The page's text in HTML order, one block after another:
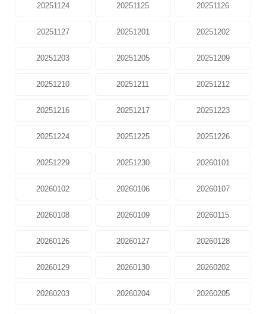
20251124 20251125 20251126
20251127 20251201 20251202
20251203 20251205 20251209
20251210 20251211 20251212
20251216 20251217 20251223
20251224 20251225 20251226
20251229 20251230 20260101
20260102 20260106 20260107
20260108 20260109 20260115
20260126 20260127 20260128
20260129 20260130 20260202
20260203 20260204 20260205